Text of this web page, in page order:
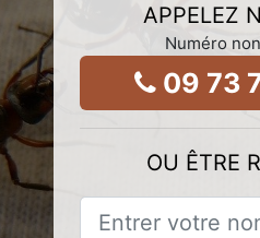
APPELEZ
Numéro
09 73
OU ÊTRE